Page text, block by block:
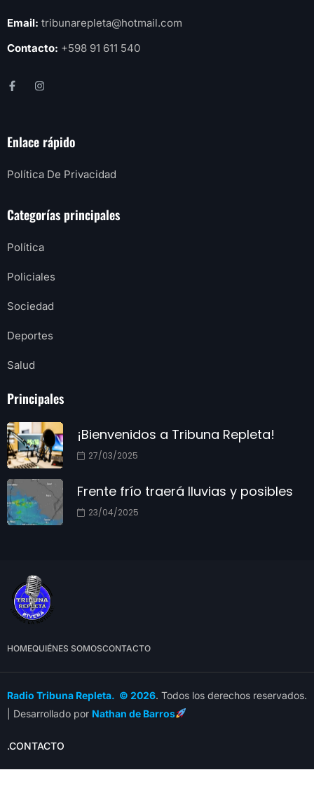
Email: tribunarepleta@hotmail.com
Contacto: +598 91 611 540
Enlace rápido
Política De Privacidad
Categorías principales
Política
Policiales
Sociedad
Deportes
Salud
Principales
¡Bienvenidos a Tribuna Repleta!
27/03/2025
Frente frío traerá lluvias y posibles
23/04/2025
HOMEQUIÉNES SOMOSCONTACTO
Radio Tribuna Repleta. © 2026. Todos los derechos reservados.
| Desarrollado por Nathan de Barros
.CONTACTO